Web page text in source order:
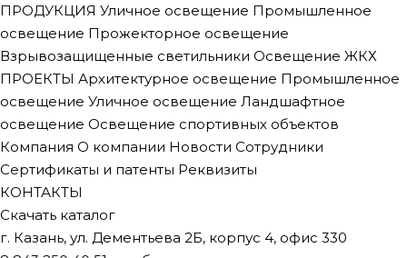
ПРОДУКЦИЯ Уличное освещение Промышленное
освещение Прожекторное освещение
Взрывозащищенные светильники Освещение ЖКХ
ПРОЕКТЫ Архитектурное освещение Промышленное
освещение Уличное освещение Ландшафтное
освещение Освещение спортивных объектов
Компания О компании Новости Сотрудники
Сертификаты и патенты Реквизиты
КОНТАКТЫ
Скачать каталог
г. Казань, ул. Дементьева 2Б, корпус 4, офис 330